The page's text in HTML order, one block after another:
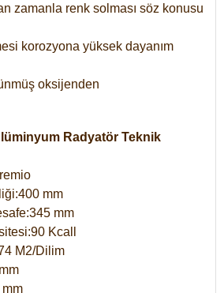
zamanla renk solması söz konusu
korozyona yüksek dayanım
oksijenden
Radyatör Teknik
mm
mm
Kcall
M2/Dilim